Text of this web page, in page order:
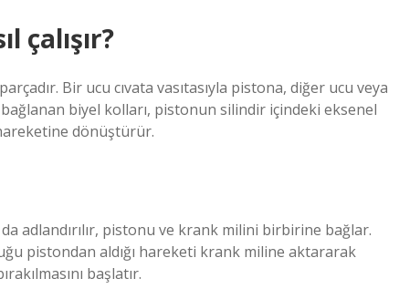
çalışır?
Bir ucu cıvata vasıtasıyla pistona, diğer ucu veya
biyel kolları, pistonun silindir içindeki eksenel
dönüştürür.
adlandırılır, pistonu ve krank milini birbirine bağlar.
pistondan aldığı hareketi krank miline aktararak
başlatır.